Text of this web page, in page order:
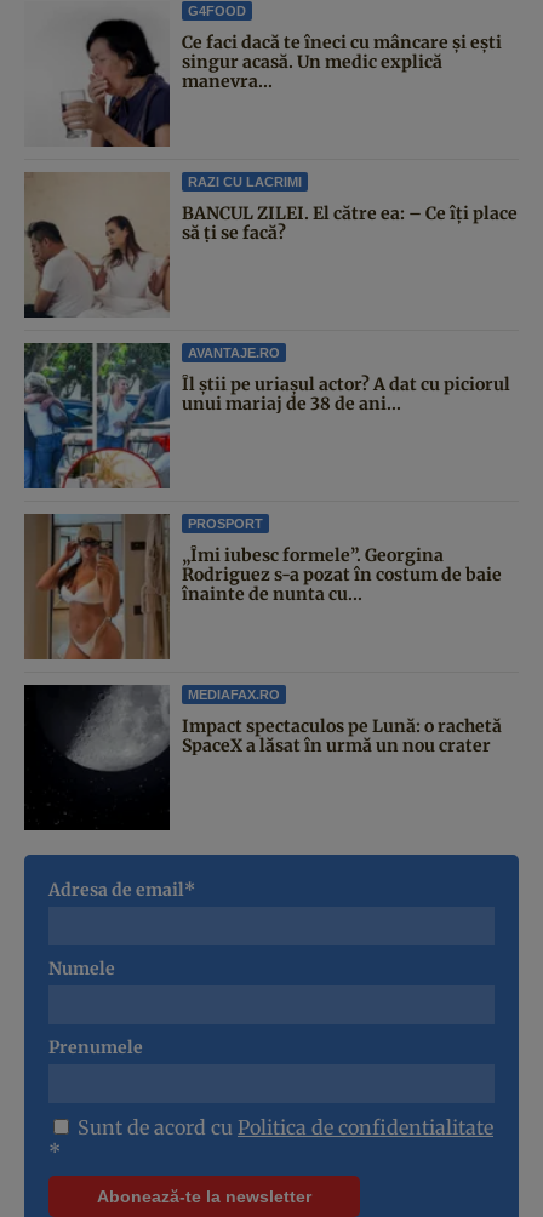
G4FOOD
Ce faci dacă te îneci cu mâncare și ești
singur acasă. Un medic explică
manevra...
RAZI CU LACRIMI
BANCUL ZILEI. El către ea: – Ce îți place
să ți se facă?
AVANTAJE.RO
Îl știi pe uriașul actor? A dat cu piciorul
unui mariaj de 38 de ani...
PROSPORT
„Îmi iubesc formele”. Georgina
Rodriguez s-a pozat în costum de baie
înainte de nunta cu...
MEDIAFAX.RO
Impact spectaculos pe Lună: o rachetă
SpaceX a lăsat în urmă un nou crater
Adresa de email*
Numele
Prenumele
Sunt de acord cu Politica de confidentialitate
*